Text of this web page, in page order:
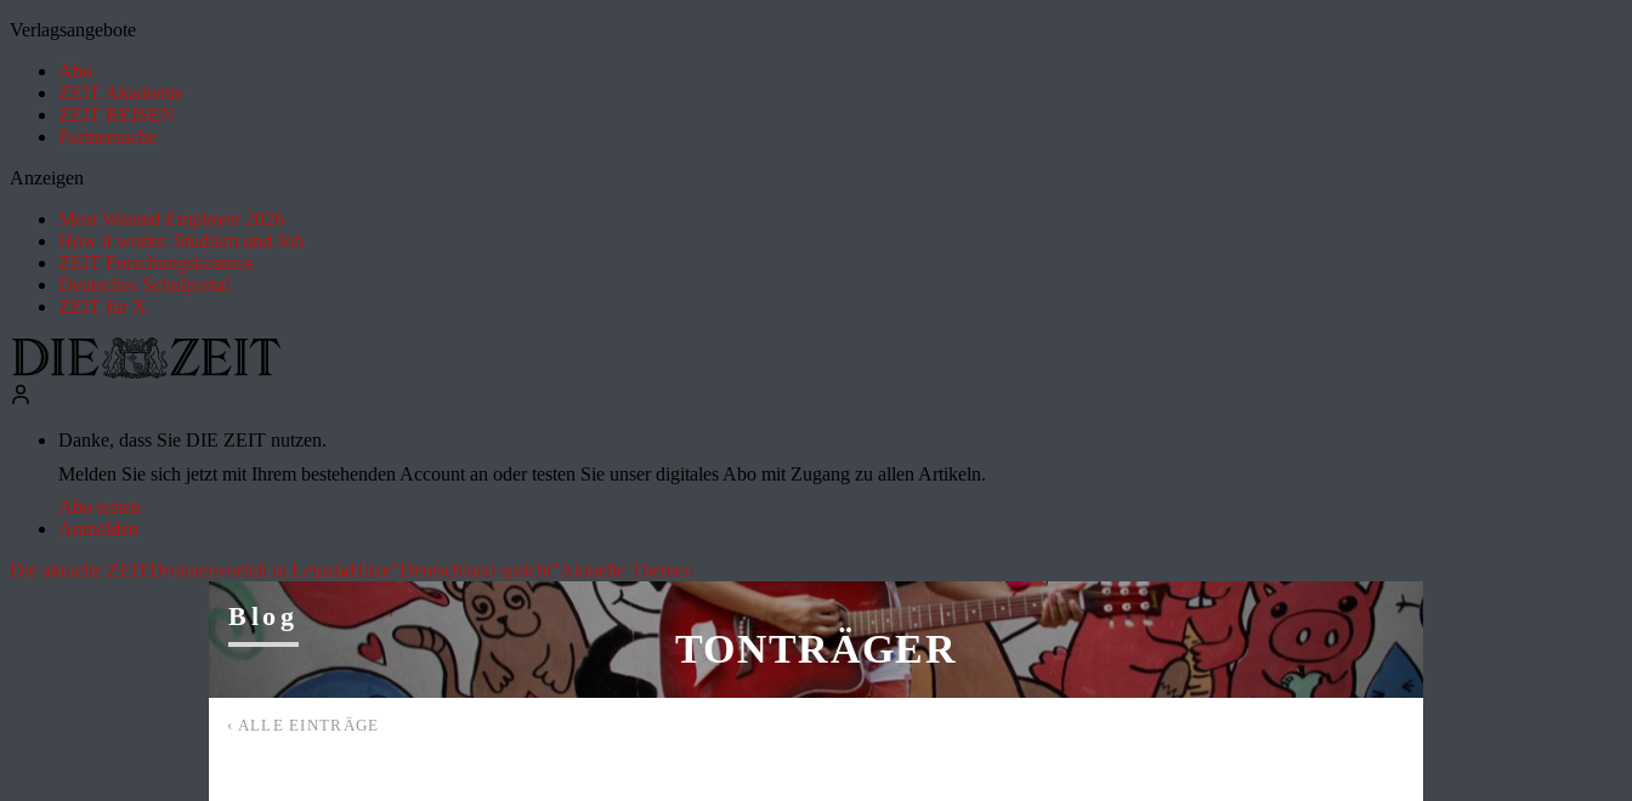
Verlagsangebote
Abo
ZEIT Akademie
ZEIT REISEN
Partnersuche
Anzeigen
Most Wanted Employer 2026
How it works: Studium und Job
ZEIT Forschungskosmos
Deutsches Schulportal
ZEIT für X
Danke, dass Sie DIE ZEIT nutzen.
Melden Sie sich jetzt mit Ihrem bestehenden Account an oder testen Sie unser digitales Abo mit Zugang zu allen Artikeln.
Abo testen
Anmelden
Die aktuelle ZEITDrohnenvorfall in LeipzigHitze"Deutschland spricht"Aktuelle Themen
Blog
TONTRÄGER
‹ ALLE EINTRÄGE